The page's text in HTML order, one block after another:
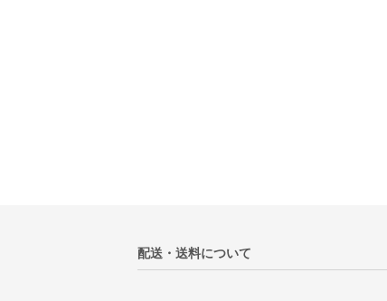
配送・送料について